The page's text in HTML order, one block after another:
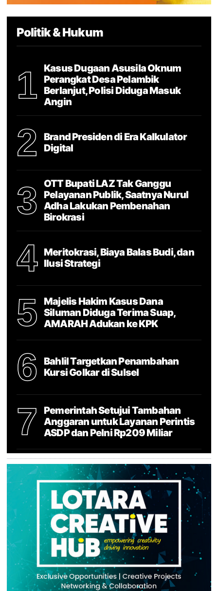
Politik & Hukum
1
Kasus Dugaan Asusila Oknum
Perangkat Desa Pelambik
Berlanjut, Polisi Diduga Masuk
Angin
2
Brand Presiden di Era Kalkulator
Digital
3
OTT Bupati LAZ Tak Ganggu
Pelayanan Publik, Saatnya Nurul
Adha Lakukan Pembenahan
Birokrasi
4
Meritokrasi, Biaya Balas Budi, dan
Ilusi Strategi
5
Majelis Hakim Kasus Dana
Siluman Diduga Terima Suap,
AMARAH Adukan ke KPK
6
Bahlil Targetkan Penambahan
Kursi Golkar di Sulsel
7
Pemerintah Setujui Tambahan
Anggaran untuk Layanan Perintis
ASDP dan Pelni Rp209 Miliar